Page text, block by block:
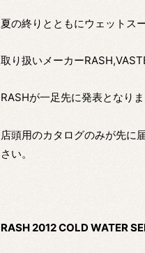
夏の終りとともにウェットス
取り扱いメーカー
RASHが一足先に発表となりま
店頭用のカタログのみが先に
さい。
RASH 2012 COLD WATER